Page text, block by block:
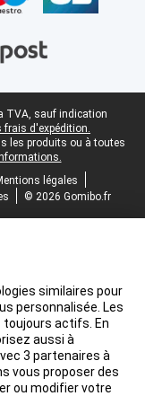
TVA, sauf indication
frais d'expédition.
les produits ou à toutes
légales
© 2026 Gomibo.fr
similaires pour
personnalisée. Les
actifs. En
aussi à
3 partenaires à
vous proposer des
ou modifier votre